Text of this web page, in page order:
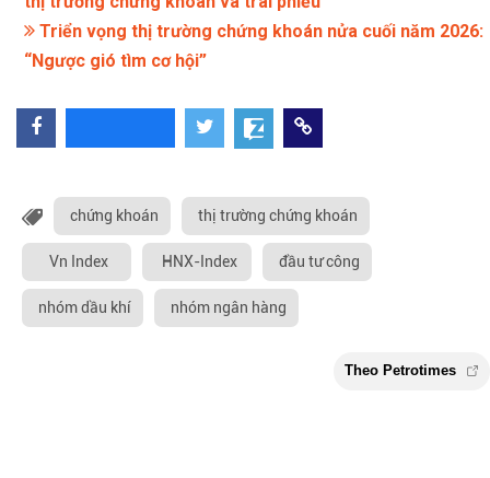
Triển vọng thị trường chứng khoán nửa cuối năm 2026:
“Ngược gió tìm cơ hội”
chứng khoán thị trường chứng khoán
Vn Index HNX-Index đầu tư công
nhóm dầu khí nhóm ngân hàng